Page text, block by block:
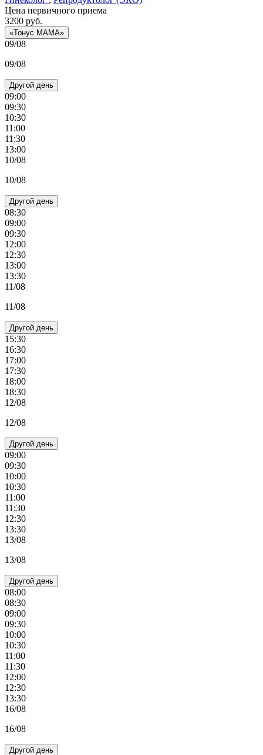
Цена первичного приема
3200 руб.
«Тонус МАМА»
09/08
09/08
Другой день
09:00
09:30
10:30
11:00
11:30
13:00
10/08
10/08
Другой день
08:30
09:00
09:30
12:00
12:30
13:00
13:30
11/08
11/08
Другой день
15:30
16:30
17:00
17:30
18:00
18:30
12/08
12/08
Другой день
09:00
09:30
10:00
10:30
11:00
11:30
12:30
13:30
13/08
13/08
Другой день
08:00
08:30
09:00
09:30
10:00
10:30
11:00
11:30
12:00
12:30
13:30
16/08
16/08
Другой день